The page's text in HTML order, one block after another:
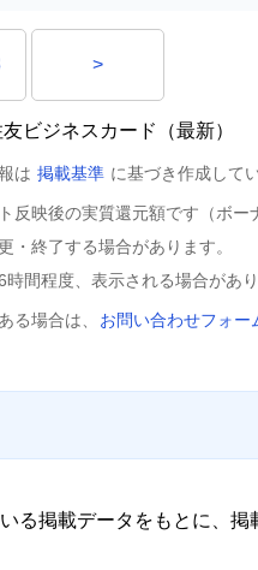
>
ビジネスカード（最新）
は 掲載基準 に基づき作成して
反映後の実質還元額です（ボー
・終了する場合があります。
間程度、表示される場合があり
る場合は、 お問い合わせフォー
る掲載データをもとに、